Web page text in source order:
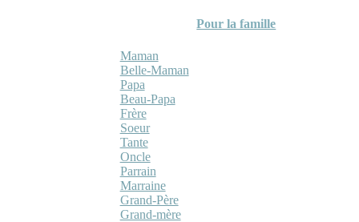
Pour la famille
Maman
Belle-Maman
Papa
Beau-Papa
Frère
Soeur
Tante
Oncle
Parrain
Marraine
Grand-Père
Grand-mère